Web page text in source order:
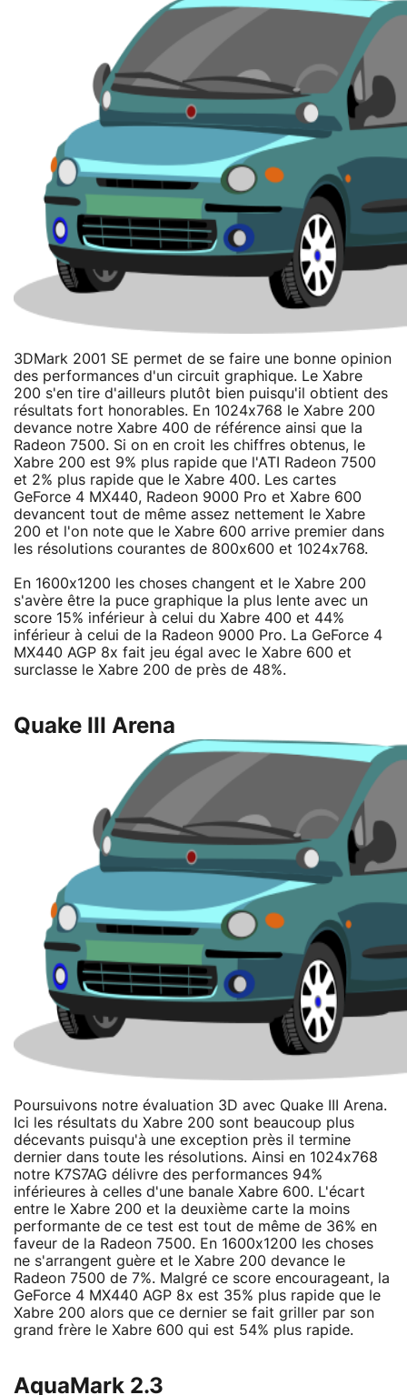
3DMark 2001 SE permet de se faire une bonne opinion
des performances d'un circuit graphique. Le Xabre
200 s'en tire d'ailleurs plutôt bien puisqu'il obtient des
résultats fort honorables. En 1024x768 le Xabre 200
devance notre Xabre 400 de référence ainsi que la
Radeon 7500. Si on en croit les chiffres obtenus, le
Xabre 200 est 9% plus rapide que l'ATI Radeon 7500
et 2% plus rapide que le Xabre 400. Les cartes
GeForce 4 MX440, Radeon 9000 Pro et Xabre 600
devancent tout de même assez nettement le Xabre
200 et l'on note que le Xabre 600 arrive premier dans
les résolutions courantes de 800x600 et 1024x768.
En 1600x1200 les choses changent et le Xabre 200
s'avère être la puce graphique la plus lente avec un
score 15% inférieur à celui du Xabre 400 et 44%
inférieur à celui de la Radeon 9000 Pro. La GeForce 4
MX440 AGP 8x fait jeu égal avec le Xabre 600 et
surclasse le Xabre 200 de près de 48%.
Quake III Arena
Poursuivons notre évaluation 3D avec Quake III Arena.
Ici les résultats du Xabre 200 sont beaucoup plus
décevants puisqu'à une exception près il termine
dernier dans toute les résolutions. Ainsi en 1024x768
notre K7S7AG délivre des performances 94%
inférieures à celles d'une banale Xabre 600. L'écart
entre le Xabre 200 et la deuxième carte la moins
performante de ce test est tout de même de 36% en
faveur de la Radeon 7500. En 1600x1200 les choses
ne s'arrangent guère et le Xabre 200 devance le
Radeon 7500 de 7%. Malgré ce score encourageant, la
GeForce 4 MX440 AGP 8x est 35% plus rapide que le
Xabre 200 alors que ce dernier se fait griller par son
grand frère le Xabre 600 qui est 54% plus rapide.
AquaMark 2.3